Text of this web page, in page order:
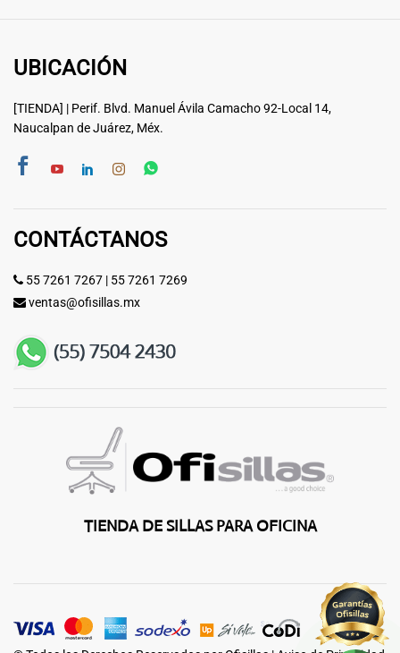
UBICACIÓN
[TIENDA] | Perif. Blvd. Manuel Ávila Camacho 92-Local 14,
Naucalpan de Juárez, Méx.
CONTÁCTANOS
55 7261 7267 | 55 7261 7269
ventas@ofisillas.mx
TIENDA DE SILLAS PARA OFICINA